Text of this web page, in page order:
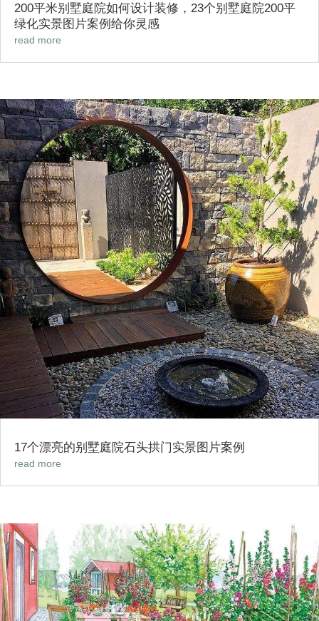
200平米别墅庭院如何设计装修，23个别墅庭院200平
绿化实景图片案例给你灵感
read more
17个漂亮的别墅庭院石头拱门实景图片案例
read more